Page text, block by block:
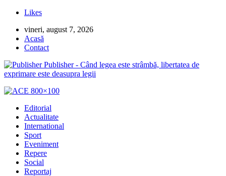
Likes
vineri, august 7, 2026
Acasă
Contact
Publisher - Când legea este strâmbă, libertatea de
exprimare este deasupra legii
Editorial
Actualitate
International
Sport
Eveniment
Repere
Social
Reportaj